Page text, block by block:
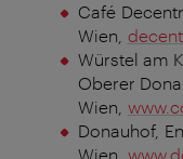
Café
Wien,
Würstel am
Oberer
Wien,
Donauhof,
Wien,